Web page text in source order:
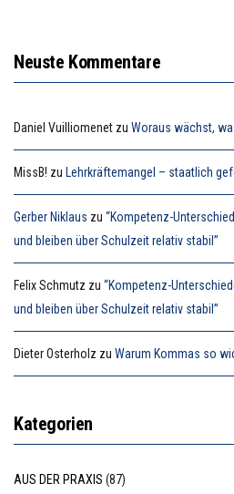
Neuste Kommentare
Daniel Vuilliomenet zu Woraus wächst,
MissB! zu Lehrkräftemangel – staatlich
Gerber Niklaus zu “Kompetenz-
und bleiben über Schulzeit relativ stabil”
Felix Schmutz zu “Kompetenz-
und bleiben über Schulzeit relativ stabil”
Dieter Osterholz zu Warum Kommas so
Kategorien
AUS DER PRAXIS (87)